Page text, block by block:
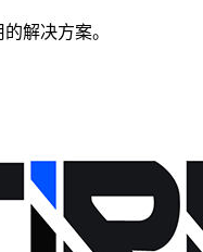
解决方案。